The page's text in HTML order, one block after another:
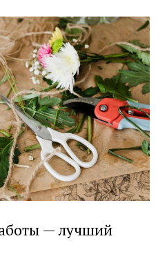
— лучший